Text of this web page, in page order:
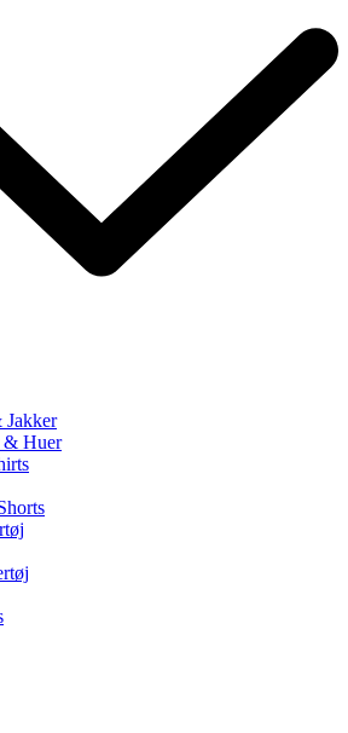
Jakker
Huer